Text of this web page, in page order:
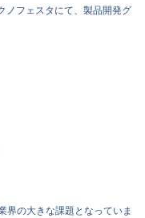
ノフェスタにて、製品開発グ
界の大きな課題となっていま